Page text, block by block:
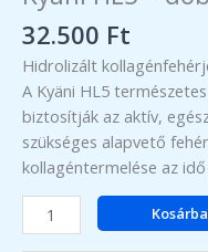
32.500 Ft
Hidrolizált
A Kyäni HL5
biztosítják az aktív,
szükséges alapvető
kollagéntermelése az
Kyäni
HL5